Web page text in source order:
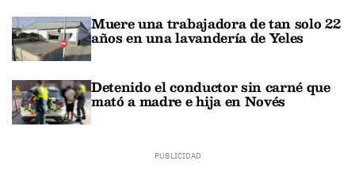
Muere una trabajadora de tan solo 22
años en una lavandería de Yeles
Detenido el conductor sin carné que
mató a madre e hija en Novés